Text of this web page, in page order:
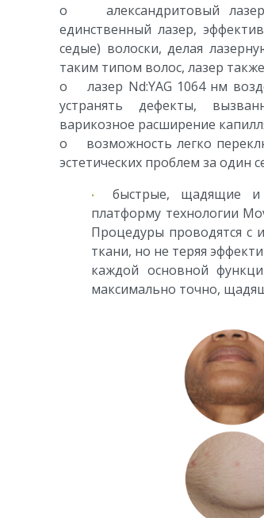
o александритовый лазер
единственный лазер,
седые) волоски, делая
таким типом волос, лазер
o лазер Nd:YAG 1064 нм
устранять дефекты,
варикозное расширение
o возможность легко
эстетических проблем за один
быстрые, щадящие и
платформу технологии
Процедуры проводятся с
ткани, но не теряя
каждой основной
максимально точно,